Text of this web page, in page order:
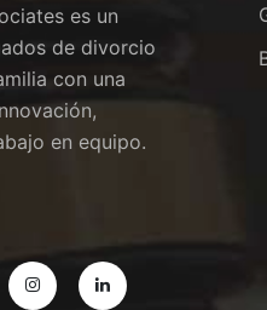
es un
de divorcio
con una
en equipo.